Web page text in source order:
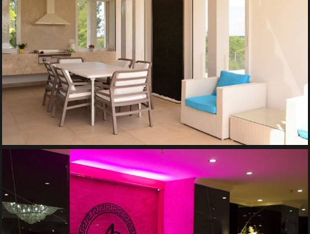
PERETE DE APA – ZONA DE PE TERASA